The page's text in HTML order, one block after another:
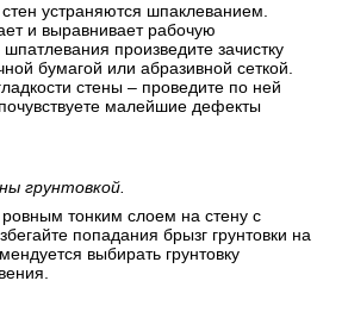
устраняются шпаклеванием.
и выравнивает рабочую
произведите зачистку
бумагой или абразивной сеткой.
стены – проведите по ней
малейшие дефекты
грунтовкой.
ровным тонким слоем на стену с
попадания брызг грунтовки на
выбирать грунтовку